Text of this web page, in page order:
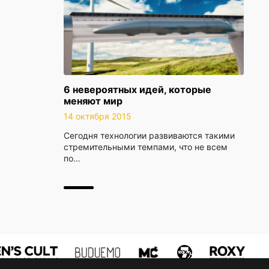
6 невероятных идей, которые
меняют мир
14 октября 2015
Сегодня технологии развиваются такими
стремительными темпами, что не всем
по…